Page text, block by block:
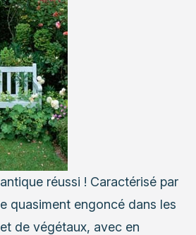
réussi ! Caractérisé par
quasiment engoncé dans les
de végétaux, avec en